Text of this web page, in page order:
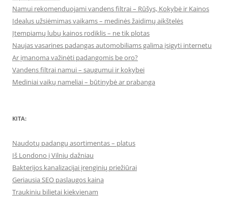
Namui rekomenduojami vandens filtrai – Rūšys, Kokybė ir Kainos
Idealus užsiėmimas vaikams – medinės žaidimų aikštelės
Įtempiamų lubų kainos rodiklis – ne tik plotas
Naujas vasarines padangas automobiliams galima įsigyti internetu
Ar įmanoma važinėti padangomis be oro?
Vandens filtrai namui – saugumui ir kokybei
Mediniai vaikų nameliai – būtinybė ar prabanga
KITA:
Naudotų padangų asortimentas – platus
Iš Londono į Vilnių dažniau
Bakterijos kanalizacijai įrenginių priežiūrai
Geriausia SEO paslaugos kaina
Traukiniu bilietai kiekvienam